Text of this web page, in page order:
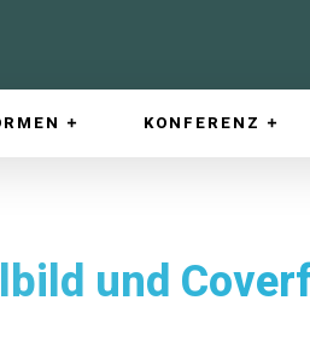
KONFERENZ
und